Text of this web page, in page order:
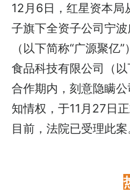
12月6日，红星资本局
子旗下全资子公司宁
（以下简称“广源聚亿
食品科技有限公司（
合作期内，刻意隐瞒
知情权，于11月27日
目前，法院已受理此案